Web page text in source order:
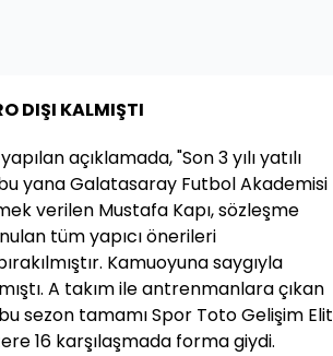
DIŞI KALMIŞTI
açıklamada, "Son 3 yılı yatılı
yana Galatasaray Futbol Akademisi
verilen Mustafa Kapı, sözleşme
tüm yapıcı önerileri
Kamuoyuna saygıyla
A takım ile antrenmanlara çıkan
sezon tamamı Spor Toto Gelişim Elit
16 karşılaşmada forma giydi.